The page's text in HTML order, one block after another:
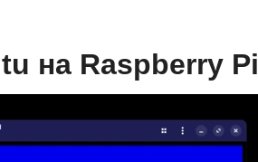
на Raspberry Pi